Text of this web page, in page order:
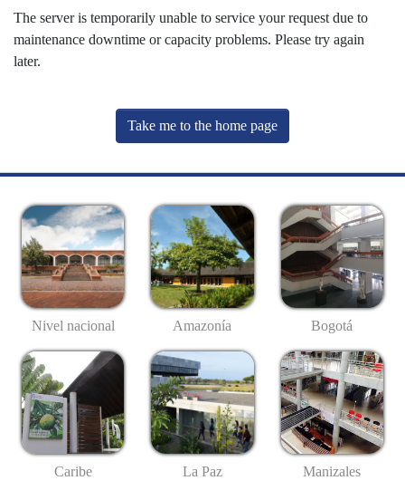
The server is temporarily unable to service your request due to
maintenance downtime or capacity problems. Please try again
later.
Take me to the home page
Nivel nacional Amazonía Bogotá
Caribe La Paz Manizales